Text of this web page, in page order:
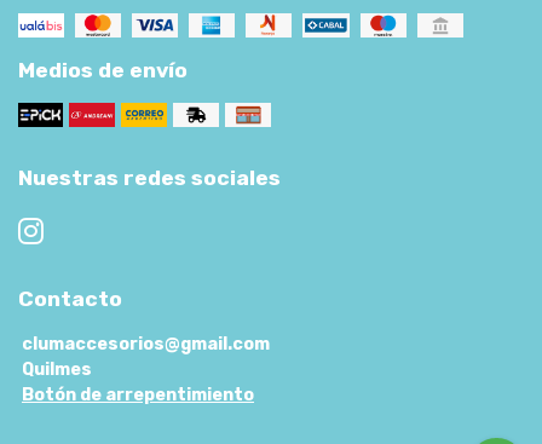
Medios de envío
Nuestras redes sociales
Contacto
clumaccesorios@gmail.com
Quilmes
Botón de arrepentimiento